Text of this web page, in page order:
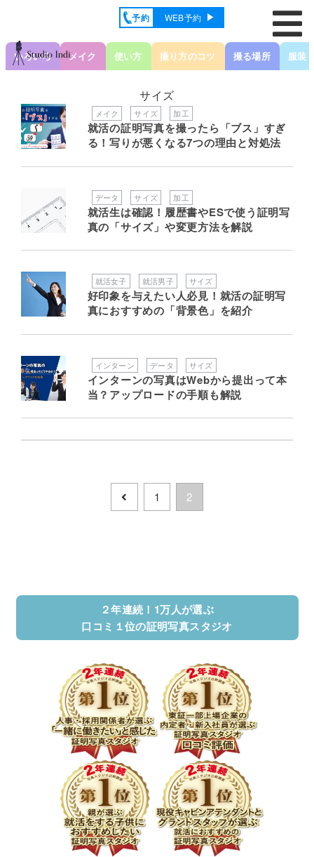
予約 WEB予約
いろいろ メイク 使い方 撮り方のコツ 撮る場所 服装
サイズ
メイク サイズ 加工
就活の証明写真を撮ったら「ブス」すぎ
る！写りが悪くなる7つの理由と対処法
データ サイズ 加工
就活生は確認！履歴書やESで使う証明写
真の「サイズ」や変更方法を解説
就活女子 就活男子 サイズ
好印象を与えたい人必見！就活の証明写
真におすすめの「背景色」を紹介
インターン データ サイズ
インターンの写真はWebから提出って本
当？アップロードの手順も解説
1 2
２年連続！1万人が選ぶ
口コミ１位の証明写真スタジオ